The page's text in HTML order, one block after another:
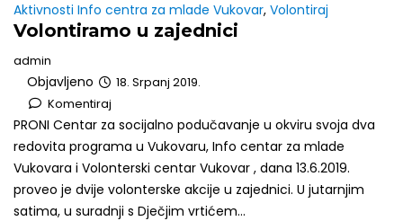
Aktivnosti Info centra za mlade Vukovar, Volontiraj
Volontiramo u zajednici
admin
Objavljeno
18. Srpanj 2019.
Komentiraj
PRONI Centar za socijalno podučavanje u okviru svoja dva
redovita programa u Vukovaru, Info centar za mlade
Vukovara i Volonterski centar Vukovar , dana 13.6.2019.
proveo je dvije volonterske akcije u zajednici. U jutarnjim
satima, u suradnji s Dječjim vrtićem...